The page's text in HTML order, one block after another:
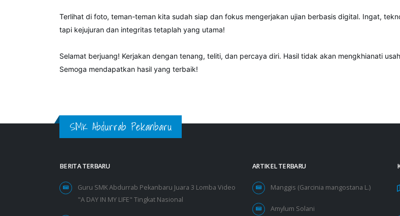
​Terlihat di foto, teman-teman kita sudah siap dan fokus mengerjakan ujian berbasis digital. Ingat,
tapi kejujuran dan integritas tetaplah yang utama!
​Selamat berjuang! Kerjakan dengan tenang, teliti, dan percaya diri. Hasil tidak akan mengkhianati
​Semoga mendapatkan hasil yang terbaik!
SMK Abdurrab Pekanbaru
BERITA TERBARU
Guru SMK Abdurrab Pekanbaru Juara 3 Lomba Video
"A DAY IN MY LIFE" Tingkat Nasional
ARTIKEL TERBARU
Manggis (Garcinia mangostana L.)
Amylum Solani